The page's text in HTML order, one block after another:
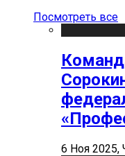
Посмотреть все
6 Ноя 2025,